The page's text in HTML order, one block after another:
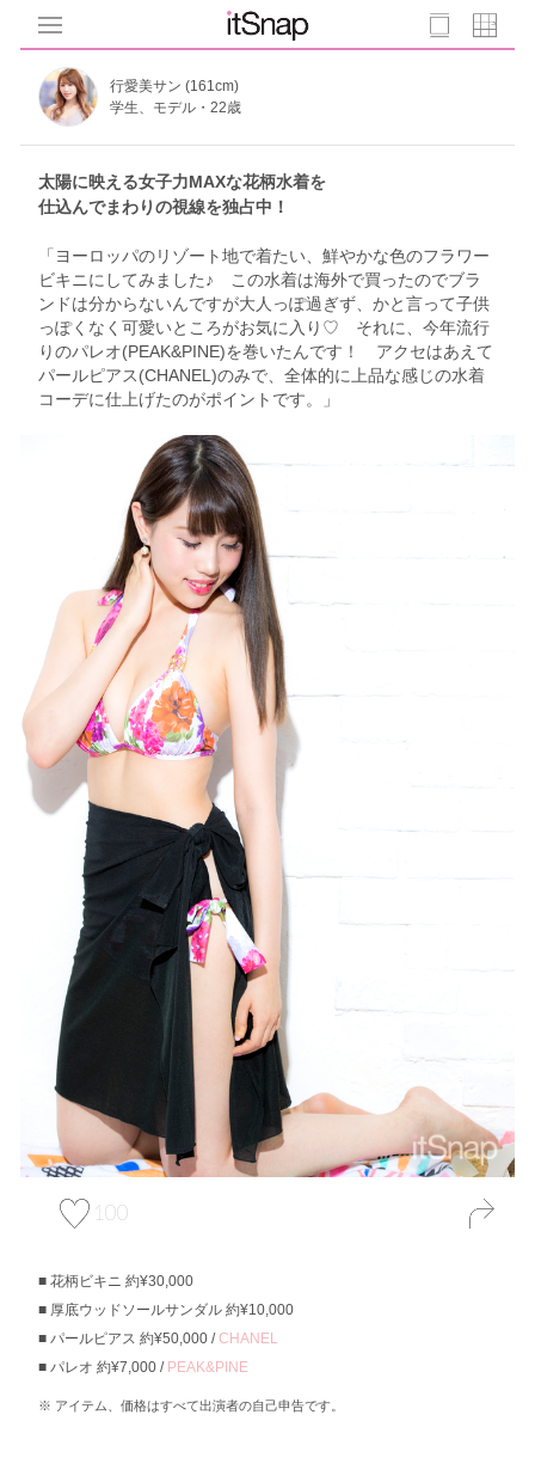
行愛美サン (161cm)
学生、モデル・22歳
太陽に映える女子力MAXな花柄水着を
仕込んでまわりの視線を独占中！
「ヨーロッパのリゾート地で着たい、鮮やかな色のフラワー
ビキニにしてみました♪ この水着は海外で買ったのでブラ
ンドは分からないんですが大人っぽ過ぎず、かと言って子供
っぽくなく可愛いところがお気に入り♡ それに、今年流行
りのパレオ(PEAK&PINE)を巻いたんです！ アクセはあえて
パールピアス(CHANEL)のみで、全体的に上品な感じの水着
コーデに仕上げたのがポイントです。」
100
花柄ビキニ 約¥30,000
厚底ウッドソールサンダル 約¥10,000
パールピアス 約¥50,000 /CHANEL
パレオ 約¥7,000 / PEAK&PINE
アイテム、価格はすべて出演者の自己申告です。